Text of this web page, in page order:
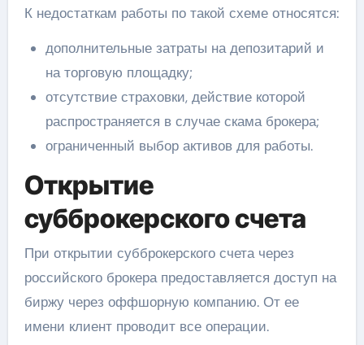
К недостаткам работы по такой схеме относятся:
дополнительные затраты на депозитарий и
на торговую площадку;
отсутствие страховки, действие которой
распространяется в случае скама брокера;
ограниченный выбор активов для работы.
Открытие
субброкерского счета
При открытии субброкерского счета через
российского брокера предоставляется доступ на
биржу через оффшорную компанию. От ее
имени клиент проводит все операции.